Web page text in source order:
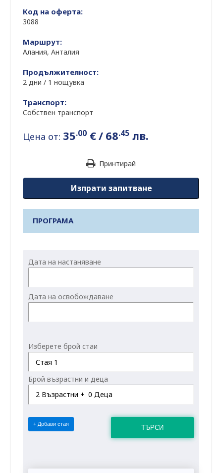
Код на оферта:
3088
Маршрут:
Алания, Анталия
Продължителност:
2 дни / 1 нощувка
Транспорт:
Собствен транспорт
Цена от: 35.00 €/ 68.45 лв.
Принтирай
Изпрати запитване
ПРОГРАМА
Дата на настаняване
Дата на освобождаване
Изберете брой стаи
Стая 1
Брой възрастни и деца
2 Възрастни + 0 Деца
+ Добави стая ТЪРСИ